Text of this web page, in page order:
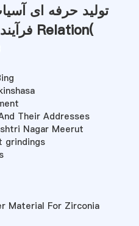
تولید حرفه ای
فرآیند با کیفیت تضمین شده Relation(
Their Addresses
Nagar Meerut
grindings
Material For Zirconia